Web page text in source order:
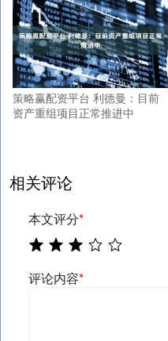
策略赢配资平台 利德曼：目前
资产重组项目正常推进中
相关评论
本文评分*
评论内容*